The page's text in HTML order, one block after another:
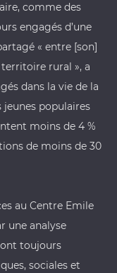
comme des
engagés d’une
« entre [son]
rural », a
dans la vie de la
jeunes populaires
moins de 4 %
de moins de 30
au Centre Emile
une analyse
toujours
sociales et